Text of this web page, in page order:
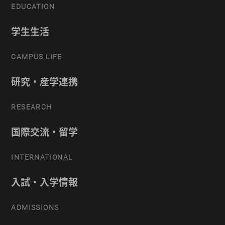
EDUCATION
学生生活
CAMPUS LIFE
研究・産学連携
RESEARCH
国際交流・留学
INTERNATIONAL
入試・入学情報
ADMISSIONS